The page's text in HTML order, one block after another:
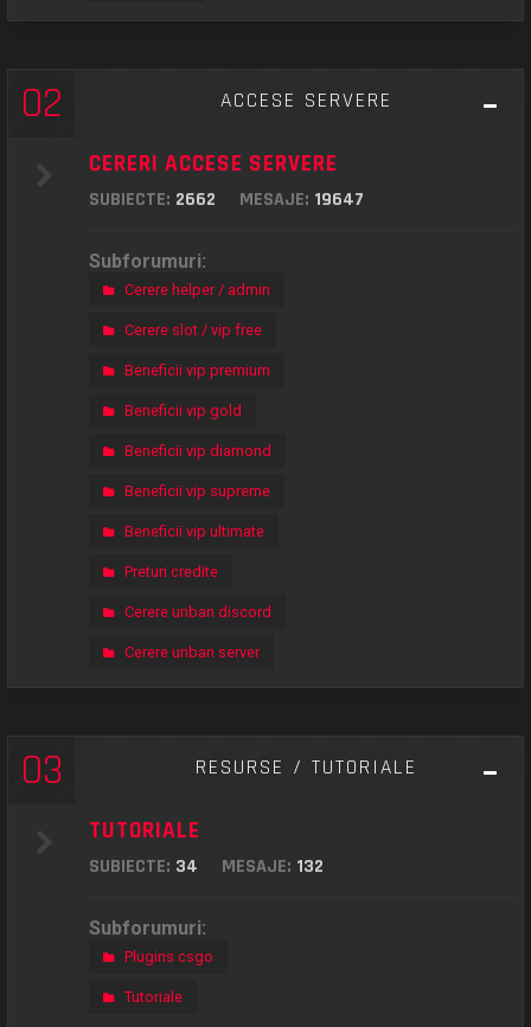
02 ACCESE SERVERE
CERERI ACCESE SERVERE
SUBIECTE: 2662 MESAJE: 19647
Subforumuri:
Cerere helper / admin
Cerere slot / vip free
Beneficii vip premium
Beneficii vip gold
Beneficii vip diamond
Beneficii vip supreme
Beneficii vip ultimate
Preturi credite
Cerere unban discord
Cerere unban server
03 RESURSE / TUTORIALE
TUTORIALE
SUBIECTE: 34 MESAJE: 132
Subforumuri:
Plugins csgo
Tutoriale